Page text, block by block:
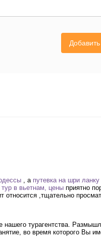
, а путевка на шри ланку
тур в вьетнам, цены приятно
относится ,тщательно
нашего турагентства.
во время которого Вы